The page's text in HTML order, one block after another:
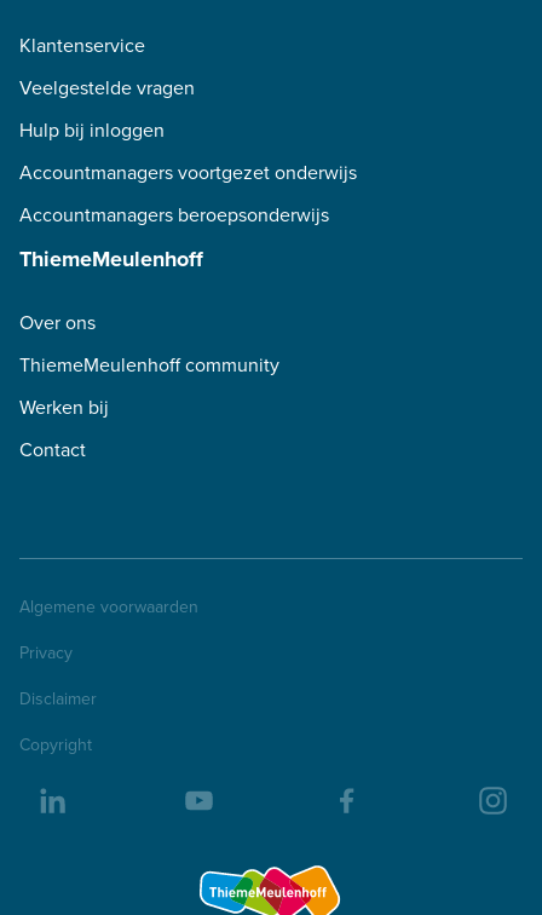
Klantenservice
Veelgestelde vragen
Hulp bij inloggen
Accountmanagers voortgezet onderwijs
Accountmanagers beroepsonderwijs
ThiemeMeulenhoff
Over ons
ThiemeMeulenhoff community
Werken bij
Contact
Algemene voorwaarden
Privacy
Disclaimer
Copyright